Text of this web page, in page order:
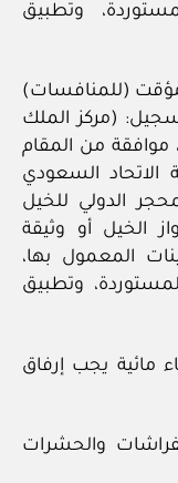
وتطبيق
(للمنافسات)
(مركز الملك
موافقة من المقام
الاتحاد السعودي
الدولي للخيل
الخيل أو وثيقة
المعمول بها،
وتطبيق
مائية يجب إرفاق
والحشرات